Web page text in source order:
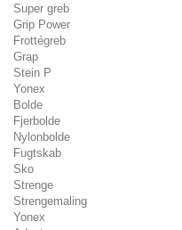
Super greb
Grip Power
Frottégreb
Grap
Stein P
Yonex
Bolde
Fjerbolde
Nylonbolde
Fugtskab
Sko
Strenge
Strengemaling
Yonex